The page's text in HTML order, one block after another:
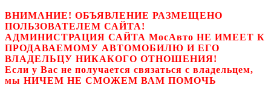
ВНИМАНИЕ! ОБЪЯВЛЕНИЕ РАЗМЕЩЕНО
ПОЛЬЗОВАТЕЛЕМ САЙТА!
АДМИНИСТРАЦИЯ САЙТА МосАвто НЕ ИМЕЕТ К
ПРОДАВАЕМОМУ АВТОМОБИЛЮ И ЕГО
ВЛАДЕЛЬЦУ НИКАКОГО ОТНОШЕНИЯ!
Если у Вас не получается связаться с владельцем,
мы НИЧЕМ НЕ СМОЖЕМ ВАМ ПОМОЧЬ